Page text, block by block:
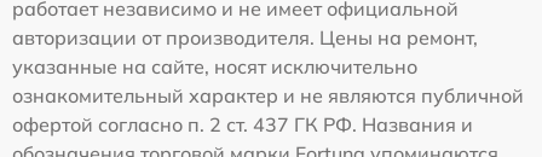
работает независимо и не имеет официальной
авторизации от производителя. Цены на ремонт,
указанные на сайте, носят исключительно
ознакомительный характер и не являются публичной
офертой согласно п. 2 ст. 437 ГК РФ. Названия и